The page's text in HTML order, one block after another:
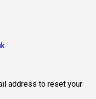
address to reset your